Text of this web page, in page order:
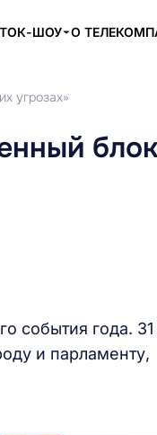
ТОК-ШОУ О
угрозах»
события года. 31
и парламенту,